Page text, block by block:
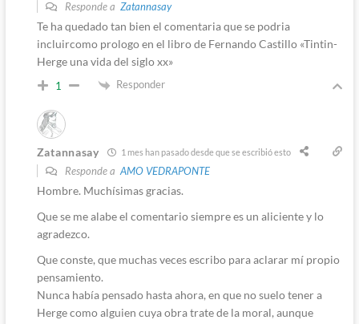
Responde a Zatannasay
Te ha quedado tan bien el comentaria que se podria
incluircomo prologo en el libro de Fernando Castillo «Tintin-
Herge una vida del siglo xx»
1 Responder
Zatannasay 1 mes han pasado desde que se escribió esto
Responde a AMO VEDRAPONTE
Hombre. Muchísimas gracias.
Que se me alabe el comentario siempre es un aliciente y lo
agradezco.
Que conste, que muchas veces escribo para aclarar mí propio
pensamiento.
Nunca había pensado hasta ahora, en que no suelo tener a
Herge como alguien cuya obra trate de la moral, aunque